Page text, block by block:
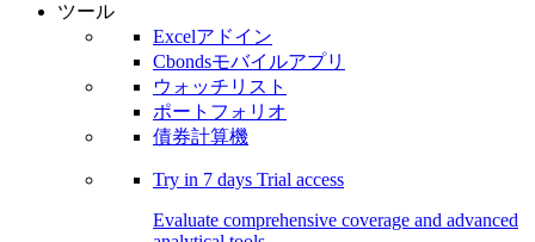
ツール
Excelアドイン
Cbondsモバイルアプリ
ウォッチリスト
ポートフォリオ
債券計算機
Try in 7 days Trial access
Evaluate comprehensive coverage and advanced